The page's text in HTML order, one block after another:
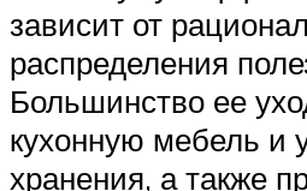
зависит от
распределения
Большинство ее
кухонную мебель и
хранения, а также